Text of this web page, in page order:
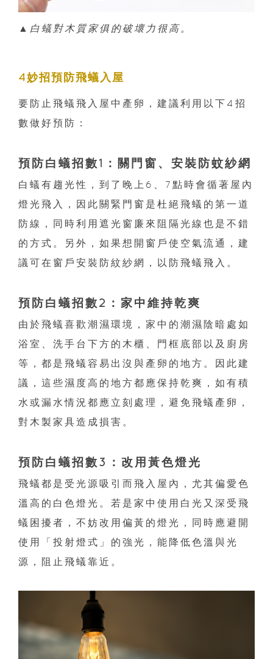
▲白蟻對木質家俱的破壞力很高。
4妙招預防飛蟻入屋
要防止飛蟻飛入屋中產卵，建議利用以下4招
數做好預防：
預防白蟻招數1：關門窗、安裝防蚊紗網
白蟻有趨光性，到了晚上6、7點時會循著屋內
燈光飛入，因此關緊門窗是杜絕飛蟻的第一道
防線，同時利用遮光窗廉來阻隔光線也是不錯
的方式。另外，如果想開窗戶使空氣流通，建
議可在窗戶安裝防紋紗網，以防飛蟻飛入。
預防白蟻招數2：家中維持乾爽
由於飛蟻喜歡潮濕環境，家中的潮濕陰暗處如
浴室、洗手台下方的木櫃、門框底部以及廚房
等，都是飛蟻容易出沒與產卵的地方。因此建
議，這些濕度高的地方都應保持乾爽，如有積
水或漏水情況都應立刻處理，避免飛蟻產卵，
對木製家具造成損害。
預防白蟻招數3：改用黃色燈光
飛蟻都是受光源吸引而飛入屋內，尤其偏愛色
溫高的白色燈光。若是家中使用白光又深受飛
蟻困擾者，不妨改用偏黃的燈光，同時應避開
使用「投射燈式」的強光，能降低色溫與光
源，阻止飛蟻靠近。